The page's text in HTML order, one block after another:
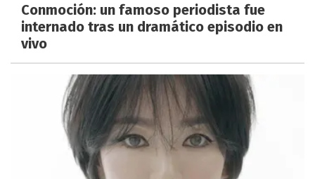
Conmoción: un famoso periodista fue
internado tras un dramático episodio en
vivo